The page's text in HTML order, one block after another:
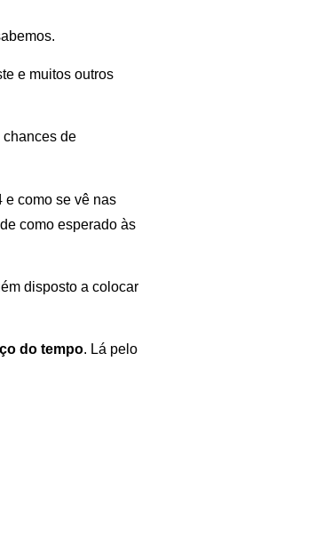
e muitos outros
chances de
e como se vê nas
como esperado às
disposto a colocar
do tempo. Lá pelo